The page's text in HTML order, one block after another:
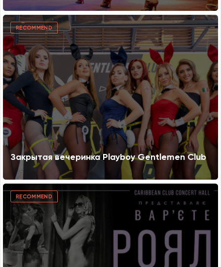
RECOMMEND
Закрытая вечеринка Playboy Gentlemen Club
RECOMMEND